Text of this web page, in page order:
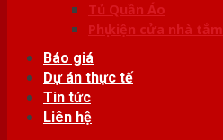
Tủ Quần Áo
Phụ kiện cửa nhà tắm
Báo giá
Dự án thực tế
Tin tức
Liên hệ